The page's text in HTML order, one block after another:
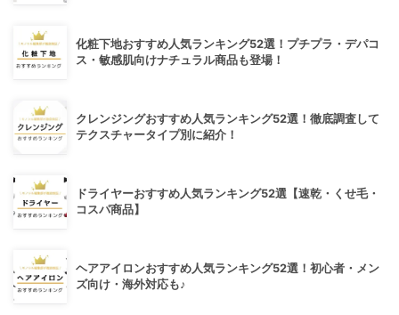
化粧下地おすすめ人気ランキング52選！プチプラ・デパコ
ス・敏感肌向けナチュラル商品も登場！
クレンジングおすすめ人気ランキング52選！徹底調査して
テクスチャータイプ別に紹介！
ドライヤーおすすめ人気ランキング52選【速乾・くせ毛・
コスパ商品】
ヘアアイロンおすすめ人気ランキング52選！初心者・メン
ズ向け・海外対応も♪